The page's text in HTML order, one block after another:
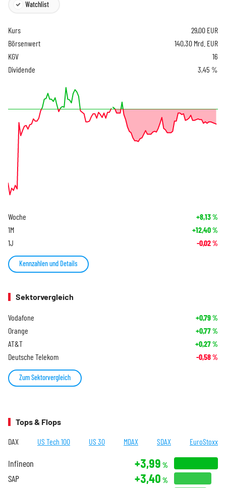
Watchlist
Kurs 29,00 EUR
Börsenwert
140,30 Mrd. EUR
KGV
16
Dividende
3,45 %
Woche +8,13%
1M +12,40%
1J -0,02%
Kennzahlen und Details
Sektorvergleich
Vodafone +0,79%
Orange +0,77%
AT&T +0,27%
Deutsche Telekom -0,58%
Zum Sektorvergleich
Tops & Flops
DAX US Tech 100 US 30 MDAX SDAX EuroStoxx
Infineon +3,99 %
SAP +3,40 %